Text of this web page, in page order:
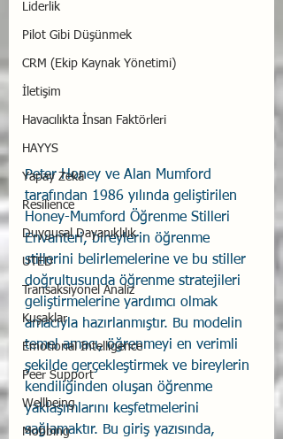
Liderlik
Pilot Gibi Düşünmek
CRM (Ekip Kaynak Yönetimi)
İletişim
Havacılıkta İnsan Faktörleri
HAYYS
Yapay Zekâ
Resilience
Duygusal Dayanıklılık
UTED
Transaksiyonel Analiz
Kuşaklar
Emotional Intelligence
Peer Support
Wellbeing
Mobbing
Peter Honey ve Alan Mumford
tarafından 1986 yılında geliştirilen
Honey-Mumford Öğrenme Stilleri
Envanteri, bireylerin öğrenme
stillerini belirlemelerine ve bu stiller
doğrultusunda öğrenme stratejileri
geliştirmelerine yardımcı olmak
amacıyla hazırlanmıştır. Bu modelin
temel amacı, öğrenmeyi en verimli
şekilde gerçekleştirmek ve bireylerin
kendiliğinden oluşan öğrenme
yaklaşımlarını keşfetmelerini
sağlamaktır. Bu giriş yazısında,